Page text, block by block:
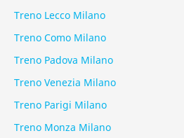
Treno Lecco Milano
Treno Como Milano
Treno Padova Milano
Treno Venezia Milano
Treno Parigi Milano
Treno Monza Milano